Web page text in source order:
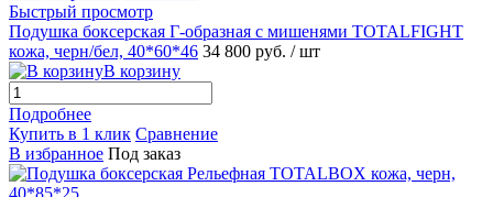
Быстрый просмотр
Подушка боксерская Г-образная с мишенями TOTALFIGHT
кожа, черн/бел, 40*60*46 34 800 руб. / шт
В корзину
Подробнее
Купить в 1 клик Сравнение
В избранное Под заказ